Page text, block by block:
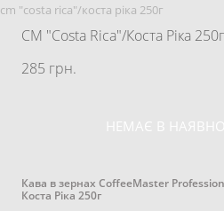
cm "costa rica"/коста ріка 250г
CM "Costa Rica"/Коста Ріка 250г
285 грн.
НЕМАЄ В
Кава в зернах CoffeeMaster
Коста Ріка 250г